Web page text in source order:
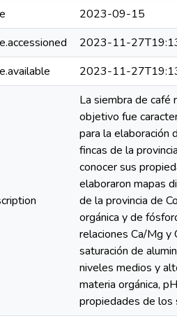
2023-09-15
2023-11-
2023-11-
La siembra de café
objetivo fue
para la elaboración
fincas de la
conocer sus
elaboraron mapas
de la provincia de
orgánica y de
relaciones Ca/Mg y
saturación de
niveles medios y
materia orgánica,
propiedades de los